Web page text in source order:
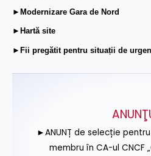
►Modernizare Gara de Nord
►Hartă site
►Fii pregătit pentru situații de
►ANUNȚ de selecție
membru în CA-ul CNCF